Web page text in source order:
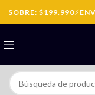
SOBRE: $199.990⚡